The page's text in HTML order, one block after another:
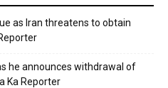
as Iran threatens to obtain
he announces withdrawal of
Ka Reporter